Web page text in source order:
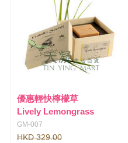
優惠輕快檸檬草
Lively Lemongrass
GM-007
HKD 329.00